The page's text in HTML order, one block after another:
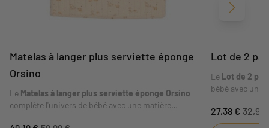
Matelas à langer plus serviette éponge
Orsino
Le Matelas à langer plus serviette éponge Orsino
complète l'univers de bébé avec une matière
Lot de 2
Le Lot de 2
bébé avec une
douceur à la
quotidien.
27,38 € 32,99
Suivant